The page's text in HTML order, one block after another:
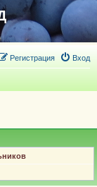
Вход
Регистрация